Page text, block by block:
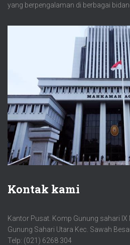
yang berpengalaman di berbagai
Kontak kami
Kantor Pusat. Komp Gunung sahari IX
Gunung Sahari Utara Kec. Sawah
Telp: (021) 6268 304